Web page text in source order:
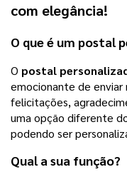
com elegância!
O que é um postal
O postal
emocionante de enviar
felicitações,
uma opção diferente
podendo ser
Qual a sua função?